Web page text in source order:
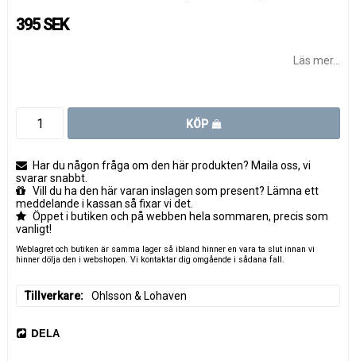
395 SEK
Läs mer...
KÖP
Har du någon fråga om den här produkten? Maila oss, vi
svarar snabbt.
Vill du ha den här varan inslagen som present? Lämna ett
meddelande i kassan så fixar vi det.
Öppet i butiken och på webben hela sommaren, precis som
vanligt!
Weblagret och butiken är samma lager så ibland hinner en vara ta slut innan vi
hinner dölja den i webshopen. Vi kontaktar dig omgående i sådana fall.
Tillverkare Ohlsson & Lohaven
DELA